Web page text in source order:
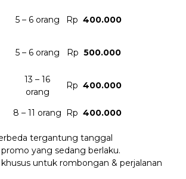
5 – 6 orang Rp 400.000
5 – 6 orang Rp 500.000
13 – 16
orang
Rp 400.000
8 – 11 orang Rp 400.000
tergantung tanggal
yang sedang berlaku.
khusus untuk rombongan & perjalanan